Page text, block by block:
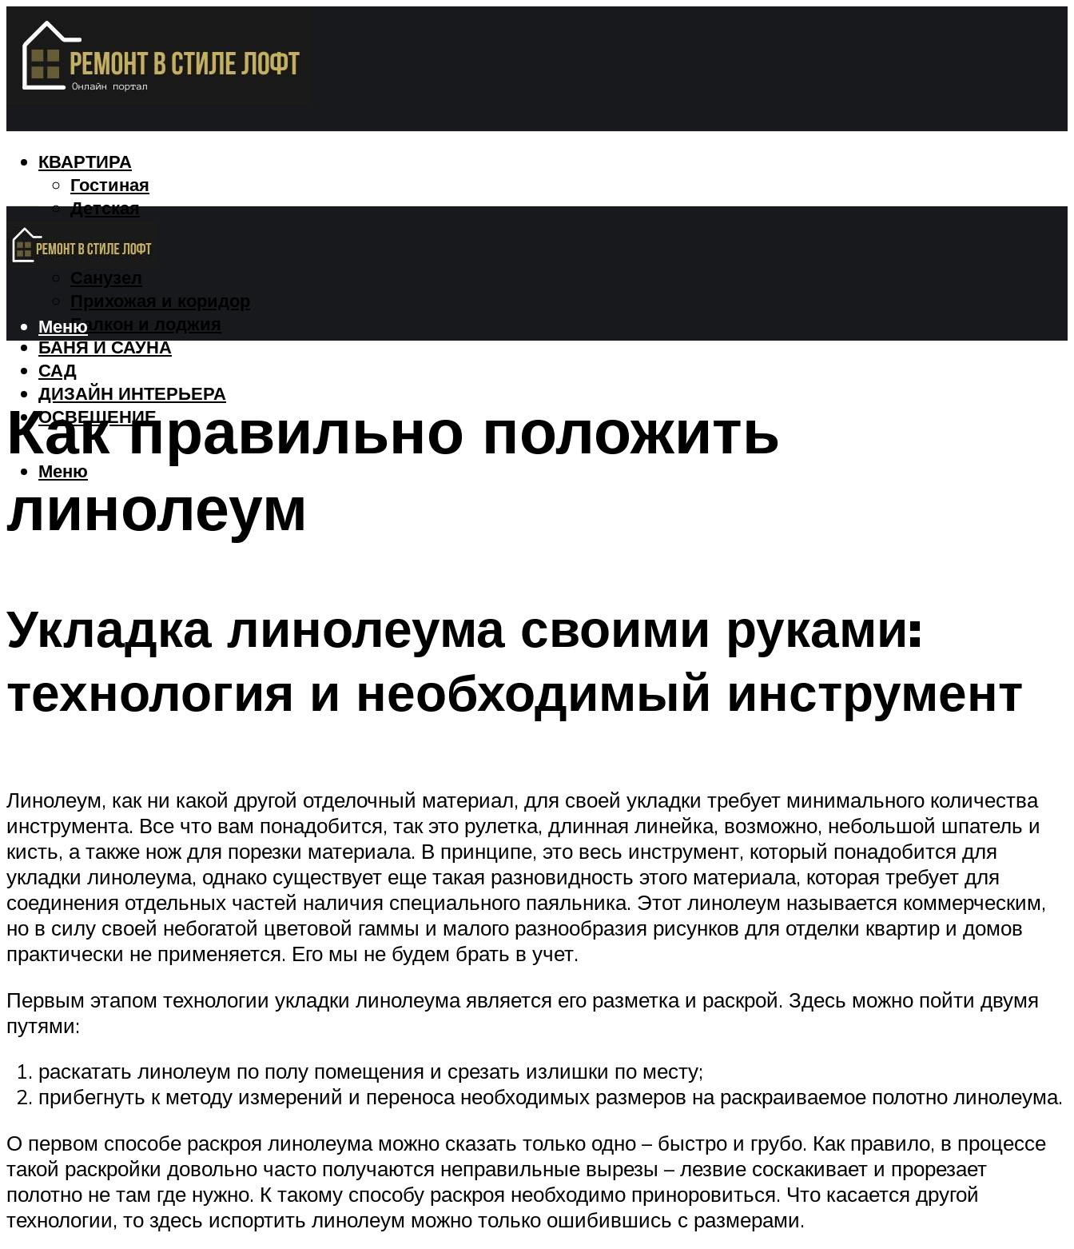
КВАРТИРА
Гостиная
Детская
Спальня
Санузел
Прихожая и коридор
Балкон и лоджия
БАНЯ И САУНА
САД
ДИЗАЙН ИНТЕРЬЕРА
ОСВЕЩЕНИЕ
Меню
Меню
Как правильно положить
линолеум
Укладка линолеума своими руками:
технология и необходимый инструмент
Линолеум, как ни какой другой отделочный материал, для своей укладки требует минимального количества
инструмента. Все что вам понадобится, так это рулетка, длинная линейка, возможно, небольшой шпатель и
кисть, а также нож для порезки материала. В принципе, это весь инструмент, который понадобится для
укладки линолеума, однако существует еще такая разновидность этого материала, которая требует для
соединения отдельных частей наличия специального паяльника. Этот линолеум называется коммерческим,
но в силу своей небогатой цветовой гаммы и малого разнообразия рисунков для отделки квартир и домов
практически не применяется. Его мы не будем брать в учет.
Первым этапом технологии укладки линолеума является его разметка и раскрой. Здесь можно пойти двумя
путями:
раскатать линолеум по полу помещения и срезать излишки по месту;
прибегнуть к методу измерений и переноса необходимых размеров на раскраиваемое полотно линолеума.
О первом способе раскроя линолеума можно сказать только одно – быстро и грубо. Как правило, в процессе
такой раскройки довольно часто получаются неправильные вырезы – лезвие соскакивает и прорезает
полотно не там где нужно. К такому способу раскроя необходимо приноровиться. Что касается другой
технологии, то здесь испортить линолеум можно только ошибившись с размерами.